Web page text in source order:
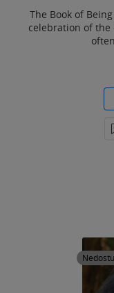
The Book of
celebration of